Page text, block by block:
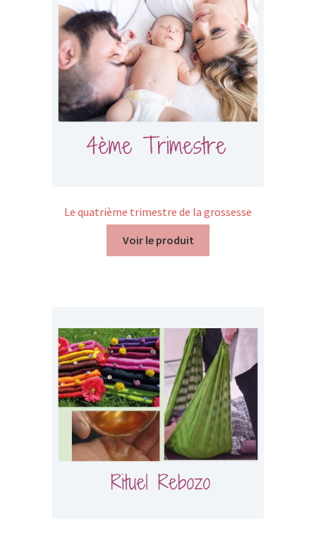
Le quatrième trimestre de la grossesse
Voir le produit